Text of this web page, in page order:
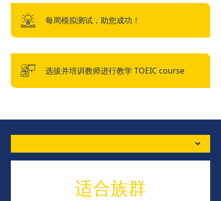
每周模拟测试，助您成功！
选拔并培训教师进行教学 TOEIC course
适合族群